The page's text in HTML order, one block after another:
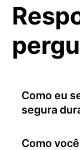
Como eu
segura
Como